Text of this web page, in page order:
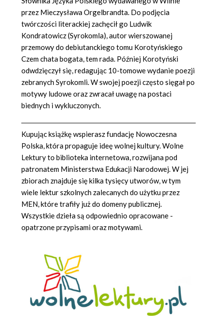
przez Mieczysława Orgelbrandta. Do podjęcia
twórczości literackiej zachęcił go Ludwik
Kondratowicz (Syrokomla), autor wierszowanej
przemowy do debiutanckiego tomu Korotyńskiego
Czem chata bogata, tem rada. Później Korotyński
odwdzięczył się, redagując 10-tomowe wydanie poezji
zebranych Syrokomli. W swojej poezji często sięgał po
motywy ludowe oraz zwracał uwagę na postaci
biednych i wykluczonych.
Kupując książkę wspierasz fundację Nowoczesna
Polska, która propaguje ideę wolnej kultury. Wolne
Lektury to biblioteka internetowa, rozwijana pod
patronatem Ministerstwa Edukacji Narodowej. W jej
zbiorach znajduje się kilka tysięcy utworów, w tym
wiele lektur szkolnych zalecanych do użytku przez
MEN, które trafiły już do domeny publicznej.
Wszystkie dzieła są odpowiednio opracowane -
opatrzone przypisami oraz motywami.